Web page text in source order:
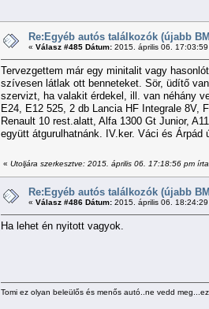
Re:Egyéb autós találkozók (újabb
« Válasz #485 Dátum: 2015. április 06.
Tervezgettem már egy minitalit vagy
szívesen látlak ott benneteket. Sör, üdítő
szervizt, ha valakit érdekel, ill. van néhány
E24, E12 525, 2 db Lancia HF Integrale 8V,
Renault 10 rest.alatt, Alfa 1300 Gt Junior,
együtt átgurulhatnánk. IV.ker. Váci és
« Utoljára szerkesztve: 2015. április 06. 17:18:56 pm
Re:Egyéb autós találkozók (újabb
« Válasz #486 Dátum: 2015. április 06.
Ha lehet én nyitott vagyok.
Tomi ez olyan beleülős és menős autó..ne vedd